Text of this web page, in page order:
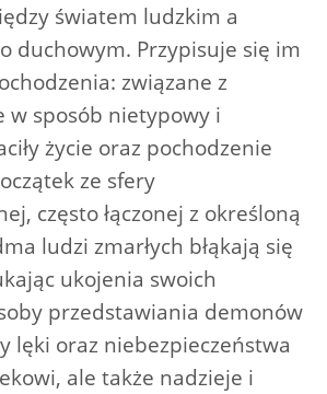
światem ludzkim a
duchowym. Przypisuje się im
związane z
w sposób nietypowy i
życie oraz pochodzenie
ze sfery
często łączonej z określoną
ludzi zmarłych błąkają się
ukojenia swoich
przedstawiania demonów
lęki oraz niebezpieczeństwa
ale także nadzieje i